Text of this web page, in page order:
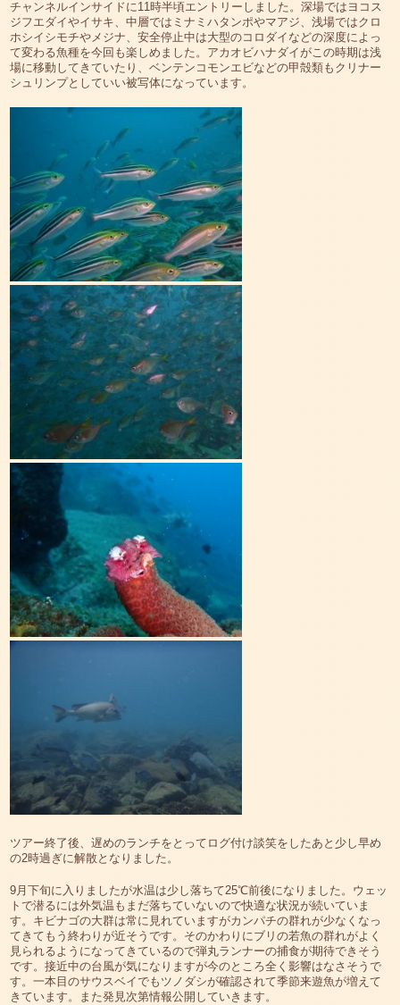
チャンネルインサイドに11時半頃エントリーしました。深場ではヨコス
ジフエダイやイサキ、中層ではミナミハタンポやマアジ、浅場ではクロ
ホシイシモチやメジナ、安全停止中は大型のコロダイなどの深度によっ
て変わる魚種を今回も楽しめました。アカオビハナダイがこの時期は浅
場に移動してきていたり、ベンテンコモンエビなどの甲殻類もクリナー
シュリンプとしていい被写体になっています。
ツアー終了後、遅めのランチをとってログ付け談笑をしたあと少し早め
の2時過ぎに解散となりました。
9月下旬に入りましたが水温は少し落ちて25℃前後になりました。ウェッ
トで潜るには外気温もまだ落ちていないので快適な状況が続いていま
す。キビナゴの大群は常に見れていますがカンパチの群れが少なくなっ
てきてもう終わりが近そうです。そのかわりにブリの若魚の群れがよく
見られるようになってきているので弾丸ランナーの捕食が期待できそう
です。接近中の台風が気になりますが今のところ全く影響はなさそうで
す。一本目のサウスベイでもツノダシが確認されて季節来遊魚が増えて
きています。また発見次第情報公開していきます。